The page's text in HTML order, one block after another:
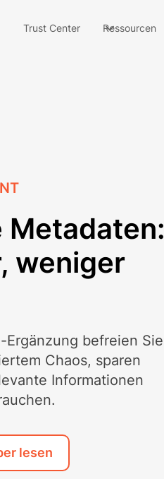
Trust Center Ressourcen
weniger
befreien Sie
Chaos, sparen
Informationen
lesen